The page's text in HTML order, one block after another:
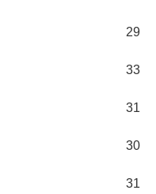
29
33
31
30
31